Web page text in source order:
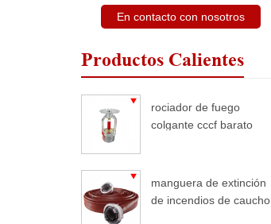
En contacto con nosotros
Productos Calientes
rociador de fuego
colgante cccf barato
manguera de extinción
de incendios de caucho